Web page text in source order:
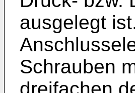
ausgelegt
Schrauben